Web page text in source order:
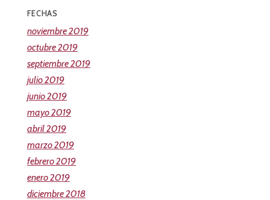
FECHAS
noviembre 2019
octubre 2019
septiembre 2019
julio 2019
junio 2019
mayo 2019
abril 2019
marzo 2019
febrero 2019
enero 2019
diciembre 2018